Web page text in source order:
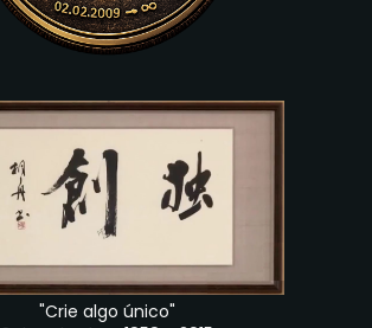
"Crie algo único"